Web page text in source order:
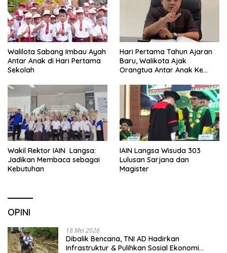
Walilota Sabang Imbau Ayah
Antar Anak di Hari Pertama
Sekolah
Hari Pertama Tahun Ajaran
Baru, Walikota Ajak
Orangtua Antar Anak Ke
Wakil Rektor IAIN Langsa:
Jadikan Membaca sebagai
Kebutuhan
IAIN Langsa Wisuda 303
Lulusan Sarjana dan
Magister
OPINI
18 Mei 2026
Dibalik Bencana, TNI AD Hadirkan
Infrastruktur & Pulihkan Sosial Ekonomi